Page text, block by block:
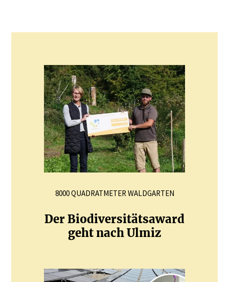
8000 QUADRATMETER WALDGARTEN
Der Biodi­ver­si­tätsaward
geht nach Ulmiz